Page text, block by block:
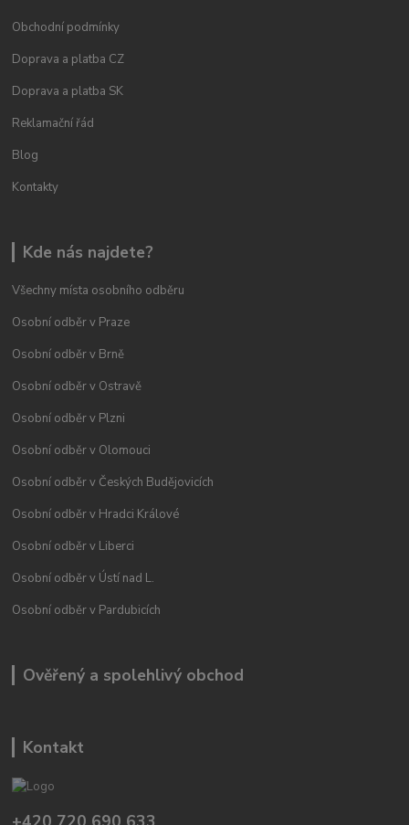
Obchodní podmínky
Doprava a platba CZ
Doprava a platba SK
Reklamační řád
Blog
Kontakty
Kde nás najdete?
Všechny místa osobního odběru
Osobní odběr v Praze
Osobní odběr v Brně
Osobní odběr v Ostravě
Osobní odběr v Plzni
Osobní odběr v Olomouci
Osobní odběr v Českých Budějovicích
Osobní odběr v Hradci Králové
Osobní odběr v Liberci
Osobní odběr v Ústí nad L.
Osobní odběr v Pardubicích
Ověřený a spolehlivý obchod
Kontakt